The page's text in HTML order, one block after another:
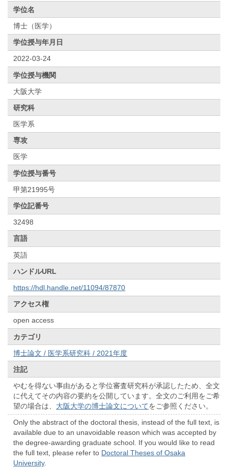
学位名
博士（医学）
学位授与年月日
2022-03-24
学位授与機関
大阪大学
研究科
医学系
専攻
医学
学位授与番号
甲第21995号
学位記番号
32498
言語
英語
ハンドルURL
https://hdl.handle.net/11094/87870
アクセス権
open access
カテゴリ
博士論文 / 医学系研究科 / 2021年度
注記
やむを得ない事由があると学位審査研究科が承認したため、全文
に代えてその内容の要約を公開しています。全文のご利用をご希
望の場合は、 大阪大学の博士論文についてをご参照ください。
Only the abstract of the doctoral thesis, instead of the full text, is
available due to an unavoidable reason which was accepted by
the degree-awarding graduate school. If you would like to read
the full text, please refer to Doctoral Theses of Osaka
University.